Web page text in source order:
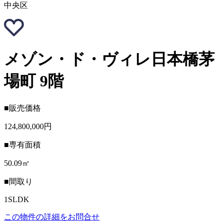
中央区
メゾン・ド・ヴィレ日本橋茅
場町 9階
■販売価格
124,800,000円
■専有面積
50.09㎡
■間取り
1SLDK
この物件の詳細をお問合せ